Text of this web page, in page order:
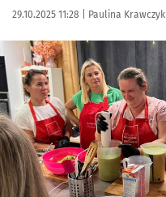
Data publikacji:
29.10.2025 11:28 | Autor:
Paulina Krawczyk
Kliknij, aby zobaczyć galerię
Kliknij, aby powiększyć